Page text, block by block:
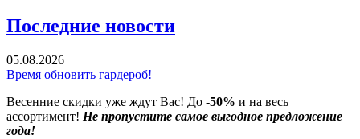
Последние новости
05.08.2026
Время обновить гардероб!
Весенние скидки уже ждут Вас! До -50% и на весь
ассортимент! Не пропустите самое выгодное предложение
года!